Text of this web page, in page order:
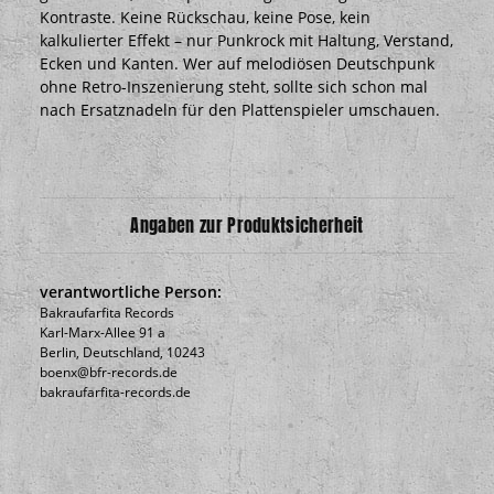
Kontraste. Keine Rückschau, keine Pose, kein
kalkulierter Effekt – nur Punkrock mit Haltung, Verstand,
Ecken und Kanten. Wer auf melodiösen Deutschpunk
ohne Retro-Inszenierung steht, sollte sich schon mal
nach Ersatznadeln für den Plattenspieler umschauen.
Angaben zur Produktsicherheit
verantwortliche Person:
Bakraufarfita Records
Karl-Marx-Allee 91 a
Berlin, Deutschland, 10243
boenx@bfr-records.de
bakraufarfita-records.de